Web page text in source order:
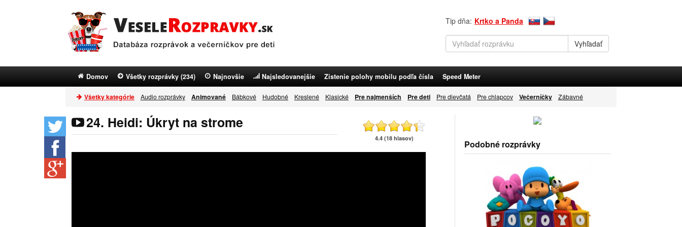
Tip dňa: Krtko a Panda
Domov Všetky rozprávky (234) Najnovšie Najsledovanejšie Zistenie polohy mobilu podľa čísla Speed Meter
Všetky kategórie Audio rozprávky Animované Bábkové Hudobné Kreslené Klasické Pre najmenších Pre deti Pre dievčatá Pre chlapcov Večerníčky Zábavné
24. Heidi: Úkryt na strome
4.4 (18 hlasov)
Podobné rozprávky